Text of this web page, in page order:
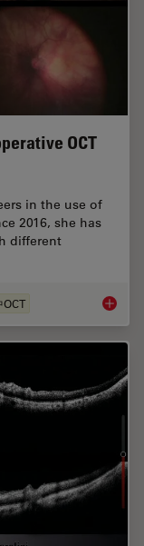
OCT
in the use of
2016, she has
different
OCT Moving